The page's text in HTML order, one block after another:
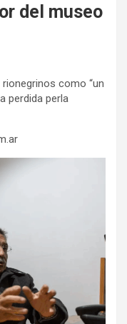
del museo
como “un
perdida perla